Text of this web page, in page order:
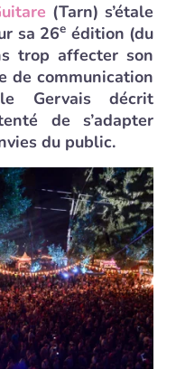
(Tarn) s’étale
sa 26e édition (du
trop affecter son
de communication
Gervais décrit
de s’adapter
du public.